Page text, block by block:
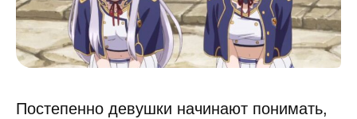
Постепенно девушки начинают понимать,